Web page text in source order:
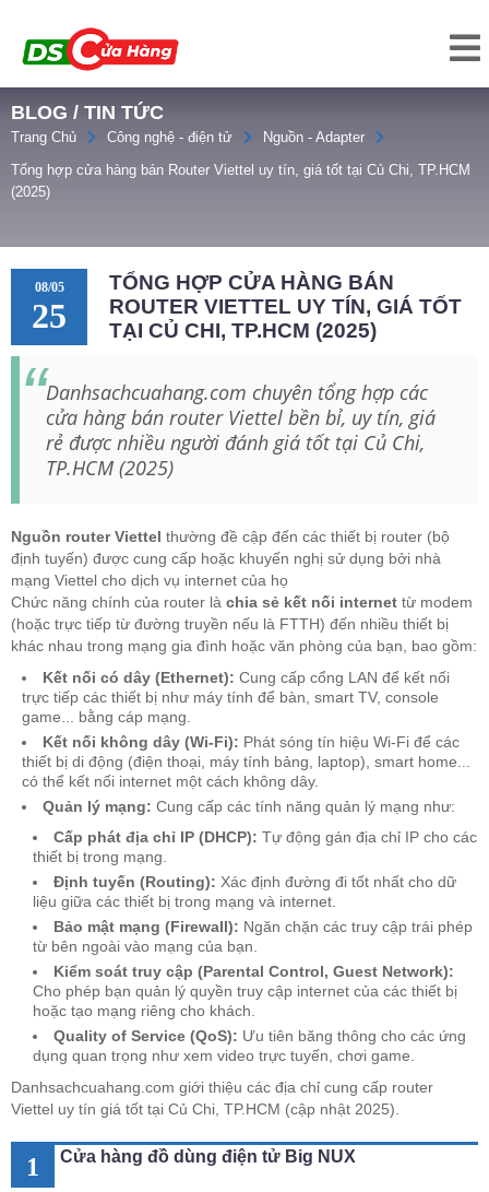
BLOG / TIN TỨC
Trang Chủ Công nghệ - điện tử
Nguồn - Adapter
Tổng hợp cửa hàng bán Router Viettel uy tín, giá tốt tại Củ Chi, TP.HCM
(2025)
08/05
25
TỔNG HỢP CỬA HÀNG BÁN
ROUTER VIETTEL UY TÍN, GIÁ TỐT
TẠI CỦ CHI, TP.HCM (2025)
Danhsachcuahang.com chuyên tổng hợp các
cửa hàng bán router Viettel bền bỉ, uy tín, giá
rẻ được nhiều người đánh giá tốt tại Củ Chi,
TP.HCM (2025)
Nguồn router Viettel thường đề cập đến các thiết bị router (bộ
định tuyến) được cung cấp hoặc khuyến nghị sử dụng bởi nhà
mạng Viettel cho dịch vụ internet của họ
Chức năng chính của router là chia sẻ kết nối internet từ modem
(hoặc trực tiếp từ đường truyền nếu là FTTH) đến nhiều thiết bị
khác nhau trong mạng gia đình hoặc văn phòng của bạn, bao gồm:
Kết nối có dây (Ethernet): Cung cấp cổng LAN để kết nối
trực tiếp các thiết bị như máy tính để bàn, smart TV, console
game... bằng cáp mạng.
Kết nối không dây (Wi-Fi): Phát sóng tín hiệu Wi-Fi để các
thiết bị di động (điện thoại, máy tính bảng, laptop), smart home...
có thể kết nối internet một cách không dây.
Quản lý mạng: Cung cấp các tính năng quản lý mạng như:
Cấp phát địa chỉ IP (DHCP): Tự động gán địa chỉ IP cho các
thiết bị trong mạng.
Định tuyến (Routing): Xác định đường đi tốt nhất cho dữ
liệu giữa các thiết bị trong mạng và internet.
Bảo mật mạng (Firewall): Ngăn chặn các truy cập trái phép
từ bên ngoài vào mạng của bạn.
Kiểm soát truy cập (Parental Control, Guest Network):
Cho phép bạn quản lý quyền truy cập internet của các thiết bị
hoặc tạo mạng riêng cho khách.
Quality of Service (QoS): Ưu tiên băng thông cho các ứng
dụng quan trọng như xem video trực tuyến, chơi game.
Danhsachcuahang.com giới thiệu các địa chỉ cung cấp router
Viettel uy tín giá tốt tại Củ Chi, TP.HCM (cập nhật 2025).
1 Cửa hàng đồ dùng điện tử Big NUX